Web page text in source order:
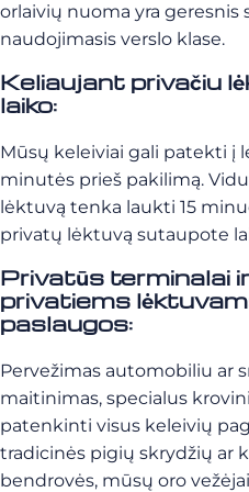
orlaivių nuoma yra geresnis
naudojimasis verslo klase.
Keliaujant privačiu
laiko:
Mūsų keleiviai gali patekti į
minutės prieš pakilimą.
lėktuvą tenka laukti 15
privatų lėktuvą sutaupote
Privatūs terminalai
privatiems
paslaugos:
Pervežimas automobiliu ar
maitinimas, specialus
patenkinti visus keleivių
tradicinės pigių skrydžių ar
bendrovės, mūsų oro